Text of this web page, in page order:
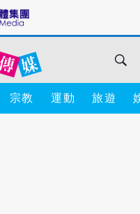
宗教 運動 旅遊